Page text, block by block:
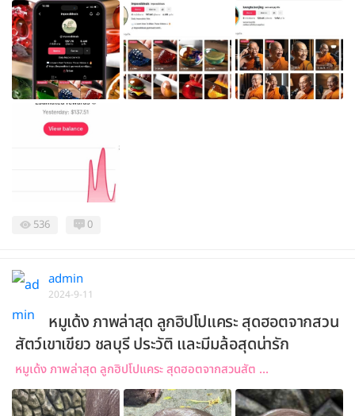
536 0
admin
2024-9-11
หมูเด้ง ภาพล่าสุด ลูกฮิปโปแคระ สุดฮอตจากสวน
สัตว์เขาเขียว ชลบุรี ประวัติ และมีมล้อสุดน่ารัก
หมูเด้ง ภาพล่าสุด ลูกฮิปโปแคระ สุดฮอตจากสวนสัต ...